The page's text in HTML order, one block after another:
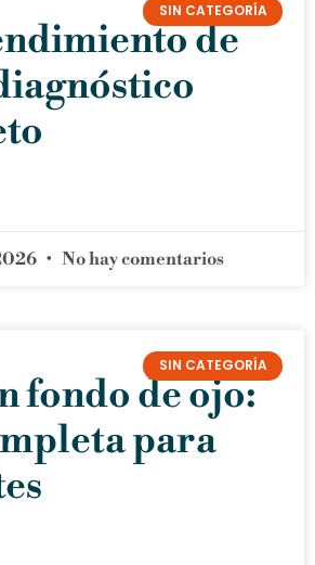
SIN CATEGORÍA
de
No hay comentarios
SIN CATEGORÍA
fondo de ojo:
para